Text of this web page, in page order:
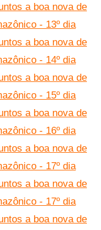
a boa nova de
- 13º dia
a boa nova de
- 14º dia
a boa nova de
- 15º dia
a boa nova de
- 16º dia
a boa nova de
- 17º dia
a boa nova de
- 17º dia
a boa nova de